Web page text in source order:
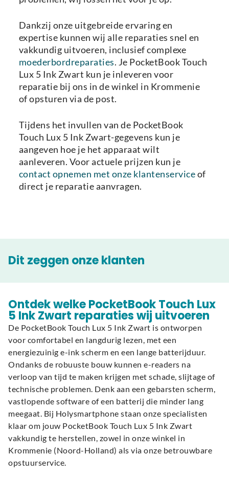
Dankzij onze uitgebreide ervaring en
expertise kunnen wij alle reparaties snel en
vakkundig uitvoeren, inclusief complexe
moederbordreparaties. Je PocketBook Touch
Lux 5 Ink Zwart kun je inleveren voor
reparatie bij ons in de winkel in Krommenie
of opsturen via de post.
Tijdens het invullen van de PocketBook
Touch Lux 5 Ink Zwart-gegevens kun je
aangeven hoe je het apparaat wilt
aanleveren. Voor actuele prijzen kun je
contact opnemen met onze klantenserviceof
direct je reparatie aanvragen.
Dit zeggen onze klanten
Ontdek welke PocketBook Touch Lux
5 Ink Zwart reparaties wij uitvoeren
De PocketBook Touch Lux 5 Ink Zwart is ontworpen
voor comfortabel en langdurig lezen, met een
energiezuinig e-ink scherm en een lange batterijduur.
Ondanks de robuuste bouw kunnen e-readers na
verloop van tijd te maken krijgen met schade, slijtage of
technische problemen. Denk aan een gebarsten scherm,
vastlopende software of een batterij die minder lang
meegaat. Bij Holysmartphone staan onze specialisten
klaar om jouw PocketBook Touch Lux 5 Ink Zwart
vakkundig te herstellen, zowel in onze winkel in
Krommenie (Noord-Holland) als via onze betrouwbare
opstuurservice.